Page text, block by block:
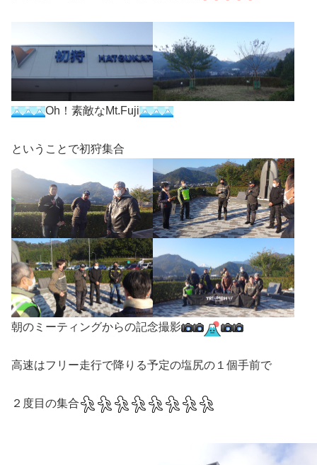
Oh！素敵なMt.Fuji
ということで初狩集合
朝のミーティングからの記念撮影
高速はフリー走行で降りる予定の塩尻の１個手前で
２度目の集合